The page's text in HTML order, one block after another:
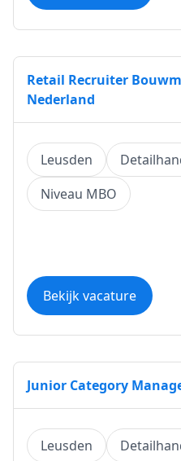
Retail Recruiter
Nederland
Leusden
Niveau MBO
Bekijk vacature
Junior Category
Leusden